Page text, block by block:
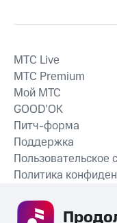
MTС Live
MTС Premium
Мой МТС
GOOD’OK
Питч-форма
Поддержка
Пользовательское
Политика